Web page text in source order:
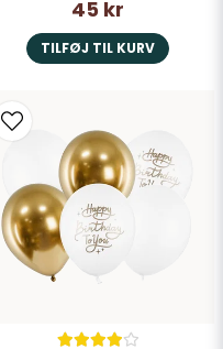
45 kr
TILFØJ TIL KURV